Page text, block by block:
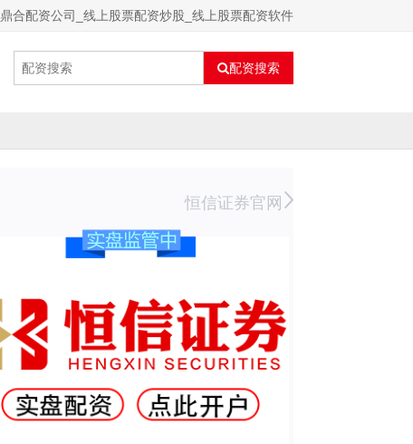
鼎合配资公司_线上股票配资炒股_线上股票配资软件
配资搜索
恒信证券官网